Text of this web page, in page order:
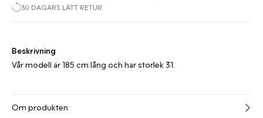
30 DAGARS LÄTT RETUR
Beskrivning
Vår modell är 185 cm lång och har storlek 31.
Om produkten